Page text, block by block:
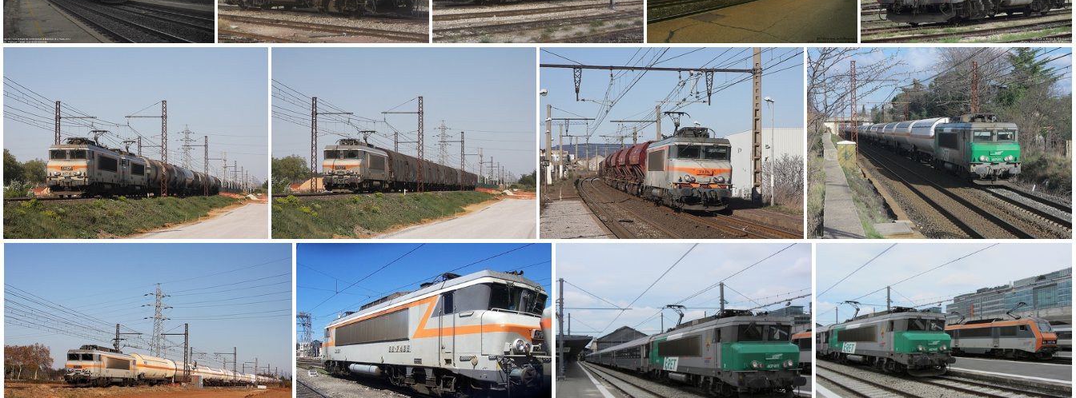
DSCF10710v2 IMG 3459 IMG 3468 IMG 4005 - Copie IMG 3778
IMG 9668 IMG 9615 IMG 9536 IMG 9366